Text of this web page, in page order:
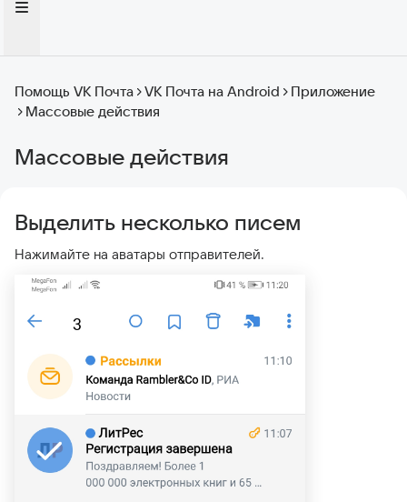
Помощь VK Почта VK Почта на Android
Приложение
Массовые действия
Массовые действия
Выделить несколько писем
Нажимайте на аватары отправителей.